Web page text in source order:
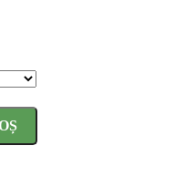
Gwen Stacy